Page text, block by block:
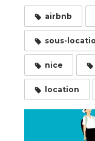
airbnb
sous-
nice
location